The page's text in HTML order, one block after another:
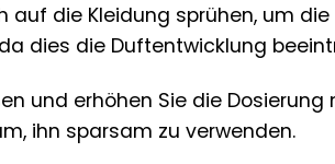
auf die Kleidung sprühen, um
dies die Duftentwicklung
und erhöhen Sie die Dosierung
ihn sparsam zu verwenden.